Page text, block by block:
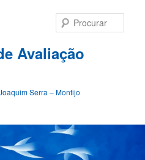
Avaliação
Serra – Montijo